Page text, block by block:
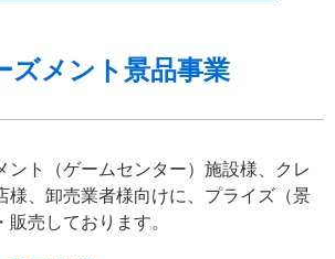
ズメント景品事業
ント（ゲームセンター）施設様、クレ
様、卸売業者様向けに、プライズ（景
売しております。